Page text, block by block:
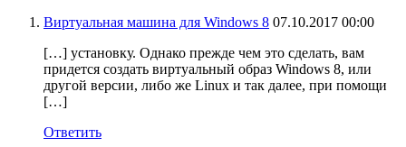
Виртуальная машина для Windows 8 07.10.2017 00:00
[…] установку. Однако прежде чем это сделать, вам
придется создать виртуальный образ Windows 8, или
другой версии, либо же Linux и так далее, при помощи
[…]
Ответить